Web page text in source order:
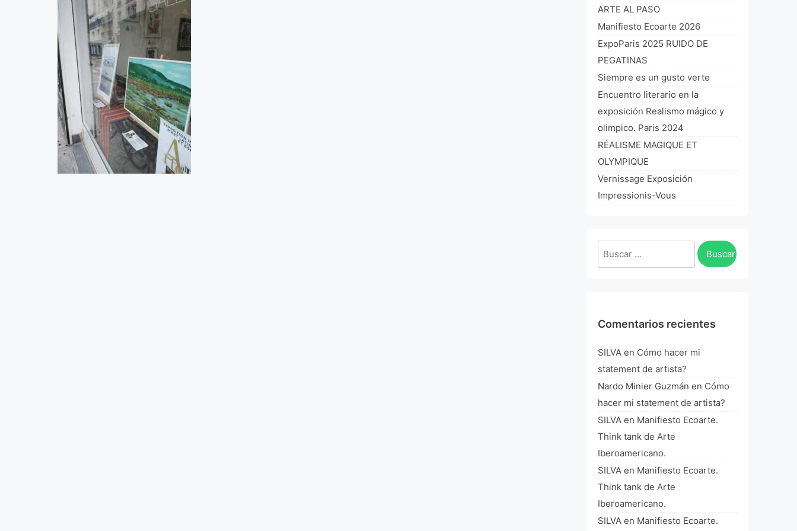
ARTE AL PASO
Manifiesto Ecoarte 2026
ExpoParis 2025 RUIDO DE
PEGATINAS
Siempre es un gusto verte
Encuentro literario en la
exposición Realismo mágico y
olimpico. Paris 2024
RÉALISME MAGIQUE ET
OLYMPIQUE
Vernissage Exposición
Impressionis-Vous
Buscar:
Comentarios recientes
SILVA en Cómo hacer mi
statement de artista?
Nardo Minier Guzmán en Cómo
hacer mi statement de artista?
SILVA en Manifiesto Ecoarte.
Think tank de Arte
Iberoamericano.
SILVA en Manifiesto Ecoarte.
Think tank de Arte
Iberoamericano.
SILVA en Manifiesto Ecoarte.